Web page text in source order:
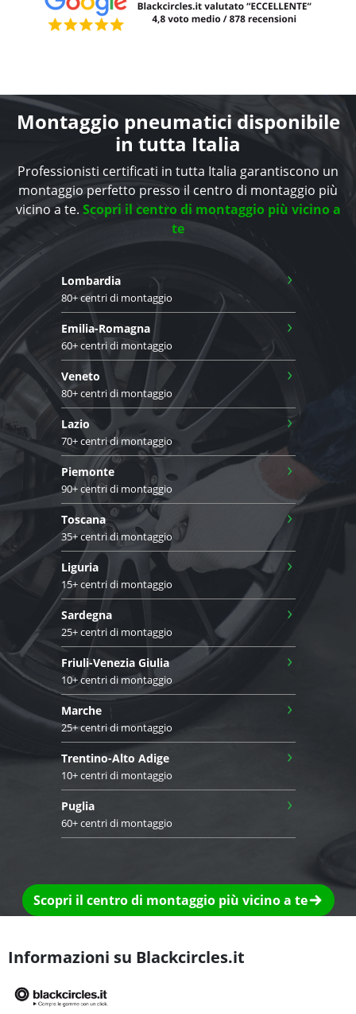
Montaggio pneumatici disponibile
in tutta Italia
Professionisti certificati in tutta Italia garantiscono un
montaggio perfetto presso il centro di montaggio più
vicino a te. Scopri il centro di montaggio più vicino a
te
Lombardia
80+ centri di montaggio
›
Emilia-Romagna
60+ centri di montaggio
›
Veneto
80+ centri di montaggio
›
Lazio
70+ centri di montaggio
›
Piemonte
90+ centri di montaggio
›
Toscana
35+ centri di montaggio
›
Liguria
15+ centri di montaggio
›
Sardegna
25+ centri di montaggio
›
Friuli-Venezia Giulia
10+ centri di montaggio
›
Marche
25+ centri di montaggio
›
Trentino-Alto Adige
10+ centri di montaggio
›
Puglia
60+ centri di montaggio
›
Scopri il centro di montaggio più vicino a te
Informazioni su Blackcircles.it